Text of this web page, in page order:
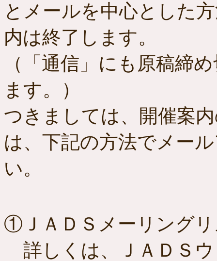
とメールを中心とした
内は終了します。
（「通信」にも原稿締
ます。）
つきましては、開催案
は、下記の方法でメー
い。
①ＪＡＤＳメーリング
詳しくは、ＪＡＤＳ